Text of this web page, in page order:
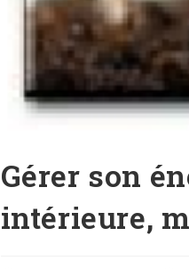
Gérer son
intérieure,